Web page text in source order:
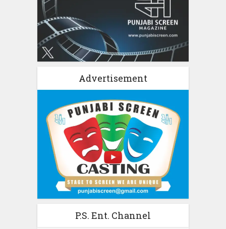
Advertisement
P.S. Ent. Channel